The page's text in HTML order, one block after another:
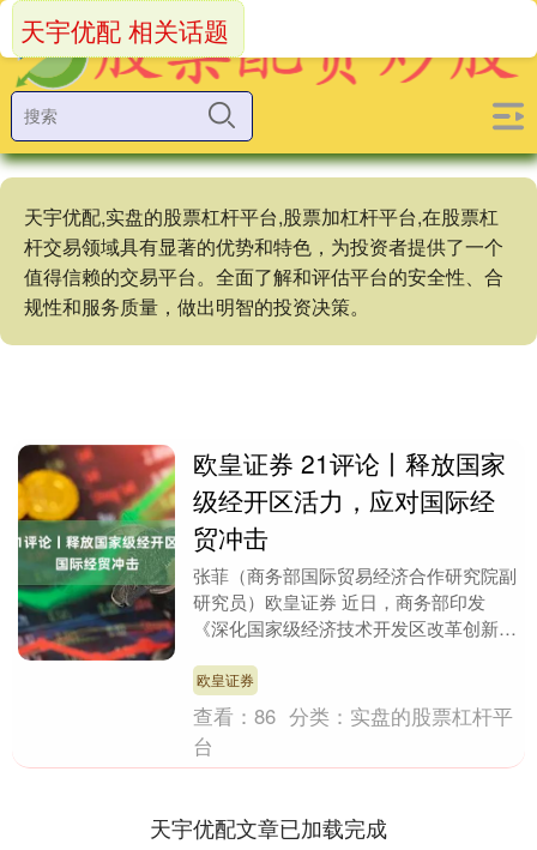
天宇优配,实盘的股票杠杆平台,股票加杠杆平台,在股票杠
杆交易领域具有显著的优势和特色，为投资者提供了一个
值得信赖的交易平台。全面了解和评估平台的安全性、合
规性和服务质量，做出明智的投资决策。
天宇优配 相关话题
欧皇证券 21评论丨释放国家
级经开区活力，应对国际经
贸冲击
张菲（商务部国际贸易经济合作研究院副
研究员）欧皇证券 近日，商务部印发
《深化国家级经济技术开发区改革创新以
（简称《工作方案》）....
欧皇证券
查看：86 分类： 实盘的股票杠杆平
台
天宇优配文章已加载完成